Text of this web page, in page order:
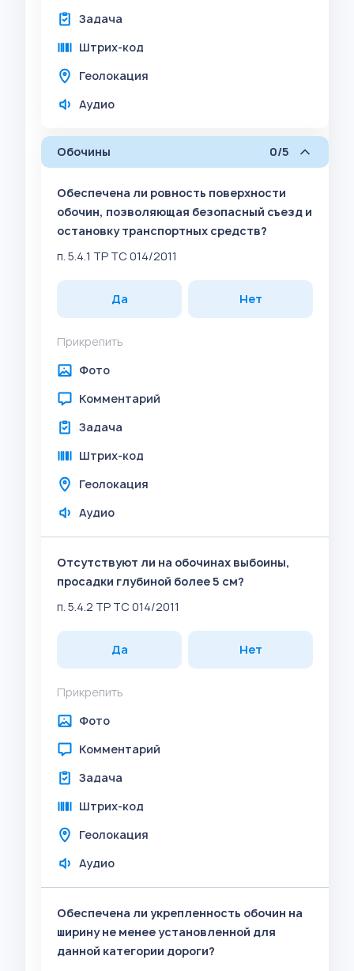
Задача
Штрих-код
Геолокация
Аудио
Обочины 0/5
Обеспечена ли ровность поверхности
обочин, позволяющая безопасный съезд и
остановку транспортных средств?
п. 5.4.1 ТР ТС 014/2011
Да Нет
Прикрепить
Фото
Комментарий
Задача
Штрих-код
Геолокация
Аудио
Отсутствуют ли на обочинах выбоины,
просадки глубиной более 5 см?
п. 5.4.2 ТР ТС 014/2011
Да Нет
Прикрепить
Фото
Комментарий
Задача
Штрих-код
Геолокация
Аудио
Обеспечена ли укрепленность обочин на
ширину не менее установленной для
данной категории дороги?